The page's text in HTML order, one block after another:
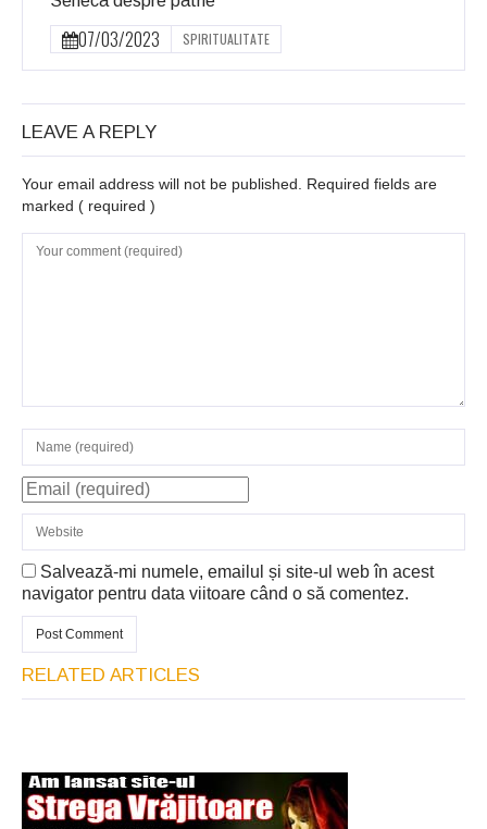
07/03/2023 SPIRITUALITATE
LEAVE A REPLY
Your email address will not be published. Required fields are
marked ( required )
Salvează-mi numele, emailul și site-ul web în acest
navigator pentru data viitoare când o să comentez.
RELATED ARTICLES